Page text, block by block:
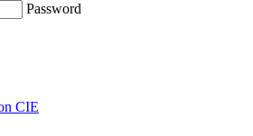
Password
CIE